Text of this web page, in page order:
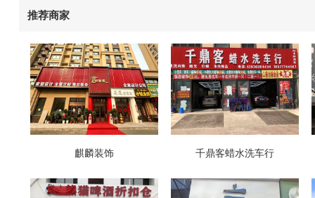
推荐商家
麒麟装饰 千鼎客蜡水洗车行